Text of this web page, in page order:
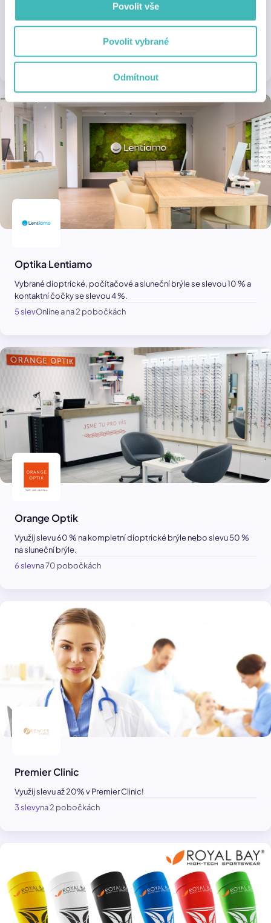
Povolit vše
Povolit vybrané
Odmítnout
Dívej se na svět jasněji – s průkazem ISIC máš brýle, čočky i
vyšetření zraku s 10% slevou.
1 slevana 1 pobočce
Optika Lentiamo
Vybrané dioptrické, počítačové a sluneční brýle se slevou 10 % a
kontaktní čočky se slevou 4 %.
5 slevOnline a na 2 pobočkách
Orange Optik
Využij slevu 60 % na kompletní dioptrické brýle nebo slevu 50 %
na sluneční brýle.
6 slevna 70 pobočkách
Premier Clinic
Využij slevu až 20% v Premier Clinic!
3 slevyna 2 pobočkách